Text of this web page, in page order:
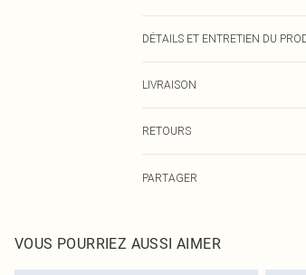
DÉTAILS ET ENTRETIEN DU
LIVRAISON
RETOURS
Veuillez noter que nous ne
également être essayées en
PARTAGER
VOUS POURRIEZ AUSSI AIMER